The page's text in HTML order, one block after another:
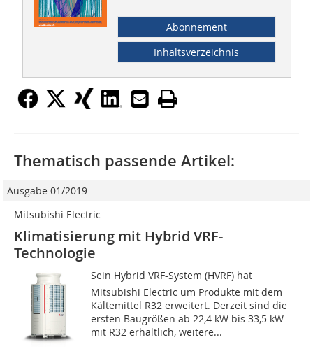
Abonnement
Inhaltsverzeichnis
Thematisch passende Artikel:
Ausgabe 01/2019
Mitsubishi Electric
Klimatisierung mit Hybrid VRF-
Technologie
Sein Hybrid VRF-System (HVRF) hat
Mitsubishi Electric um Produkte mit dem
Kältemittel R32 erweitert. Derzeit sind die
ersten Baugrößen ab 22,4 kW bis 33,5 kW
mit R32 erhältlich, weitere...